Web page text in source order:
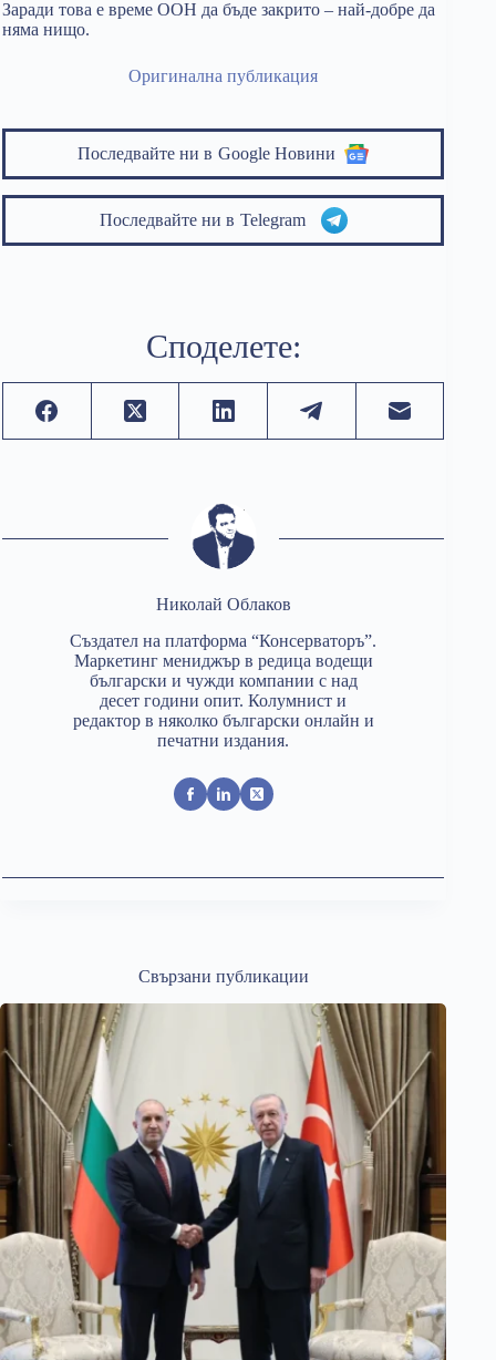
Заради това е време ООН да бъде закрито – най-добре да
няма нищо.
Оригинална публикация
Последвайте ни в Google Новини
Последвайте ни в Telegram
Споделете:
Николай Облаков
Създател на платформа “Консерваторъ”.
Маркетинг мениджър в редица водещи
български и чужди компании с над
десет години опит. Колумнист и
редактор в няколко български онлайн и
печатни издания.
Свързани публикации